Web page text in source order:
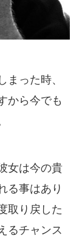
まった時、
から今でも
女は今の貴
る事はあり
取り戻した
るチャンス